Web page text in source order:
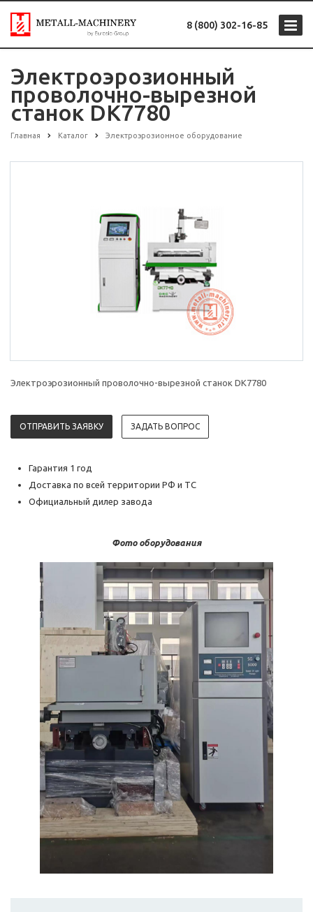
8 (800) 302-16-85
Электроэрозионный
проволочно-вырезной
станок DK7780
Главная Каталог Электроэрозионное оборудование
Электроэрозионный проволочно-вырезной станок DK7780
ОТПРАВИТЬ ЗАЯВКУ ЗАДАТЬ ВОПРОС
Гарантия 1 год
Доставка по всей территории РФ и ТС
Официальный дилер завода
Фото оборудования